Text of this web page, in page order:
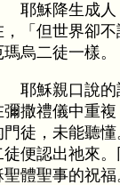
耶穌降生成
，「但世界卻
瑪烏二徒一樣。
耶穌親口說
彌撒禮儀中重
門徒，未能聽
徒便認出祂來
聖體聖事的祝福